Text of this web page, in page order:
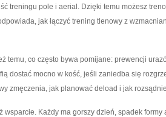
treningu pole i aerial. Dzięki temu możesz
jak łączyć trening tlenowy z
temu, co często bywa pomijane: prewencji
dostać mocno w kość, jeśli zaniedba się
zmęczenia, jak planować deload i jak
wsparcie. Każdy ma gorszy dzień, spadek